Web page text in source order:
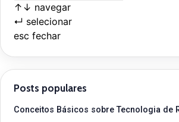
↑ ↓ navegar
↵ selecionar
esc fechar
Posts populares
Conceitos Básicos sobre Tecnologia de